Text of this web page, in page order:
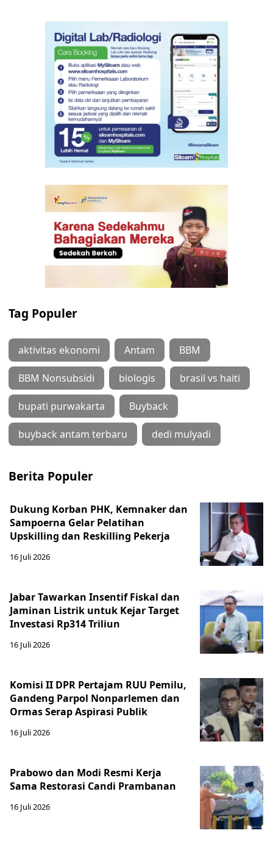
Tag Populer
aktivitas ekonomi Antam BBM
BBM Nonsubsidi biologis brasil vs haiti
bupati purwakarta Buyback
buyback antam terbaru dedi mulyadi
Berita Populer
Dukung Korban PHK, Kemnaker dan
Sampoerna Gelar Pelatihan
Upskilling dan Reskilling Pekerja
16 Juli 2026
Jabar Tawarkan Insentif Fiskal dan
Jaminan Listrik untuk Kejar Target
Investasi Rp314 Triliun
16 Juli 2026
Komisi II DPR Pertajam RUU Pemilu,
Gandeng Parpol Nonparlemen dan
Ormas Serap Aspirasi Publik
16 Juli 2026
Prabowo dan Modi Resmi Kerja
Sama Restorasi Candi Prambanan
16 Juli 2026